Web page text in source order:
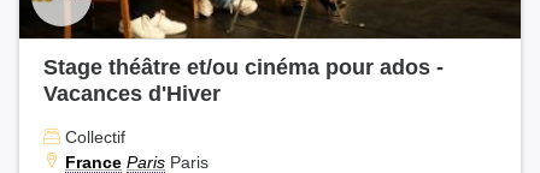
Stage théâtre et/ou cinéma pour ados -
Vacances d'Hiver
Collectif
France Paris Paris